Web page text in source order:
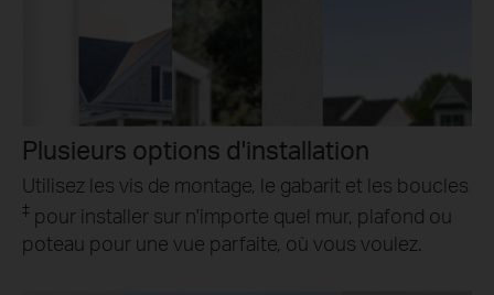
Plusieurs options d'installation
Utilisez les vis de montage, le gabarit et les boucles
‡ pour installer sur n'importe quel mur, plafond ou
poteau pour une vue parfaite, où vous voulez.